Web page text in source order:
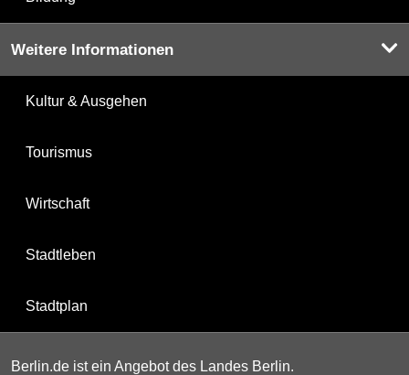
Weitere Informationen
Kultur & Ausgehen
Tourismus
Wirtschaft
Stadtleben
Stadtplan
Berlin.de ist ein Angebot des Landes Berlin.